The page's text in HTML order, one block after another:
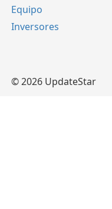
Equipo
Inversores
© 2026 UpdateStar